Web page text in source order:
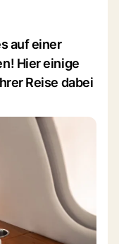
auf einer
Hier einige
Reise dabei